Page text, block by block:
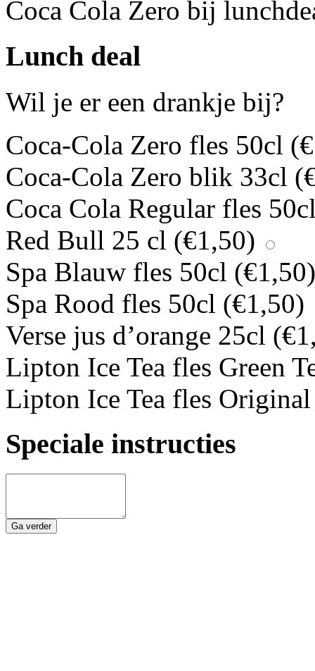
Coca Cola Zero bij
Lunch deal
Wil je er een drankje bij?
Coca-Cola Zero fles 50cl (€
Coca-Cola Zero blik 33cl (
Coca Cola Regular fles
Red Bull 25 cl (€1,50)
Spa Blauw fles 50cl (€1,50
Spa Rood fles 50cl (€1,50)
Verse jus d’orange 25cl (€
Lipton Ice Tea fles Green
Lipton Ice Tea fles
Speciale instructies